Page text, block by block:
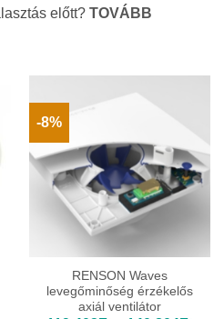
előtt? TOVÁBB
-8%
RENSON Waves
levegőminőség érzékelős
axiál ventilátor